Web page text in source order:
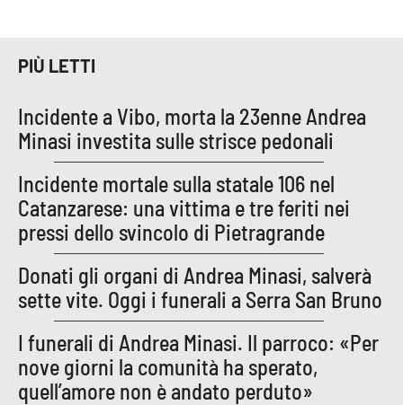
Android
Apple
PIÙ LETTI
Incidente a Vibo, morta la 23enne Andrea
Minasi investita sulle strisce pedonali
Incidente mortale sulla statale 106 nel
Catanzarese: una vittima e tre feriti nei
pressi dello svincolo di Pietragrande
Donati gli organi di Andrea Minasi, salverà
sette vite. Oggi i funerali a Serra San Bruno
I funerali di Andrea Minasi. Il parroco: «Per
nove giorni la comunità ha sperato,
quell’amore non è andato perduto»